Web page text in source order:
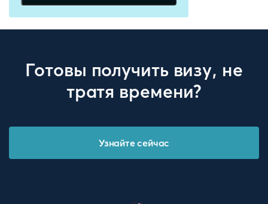
Готовы получить визу, не
тратя времени?
Узнайте сейчас